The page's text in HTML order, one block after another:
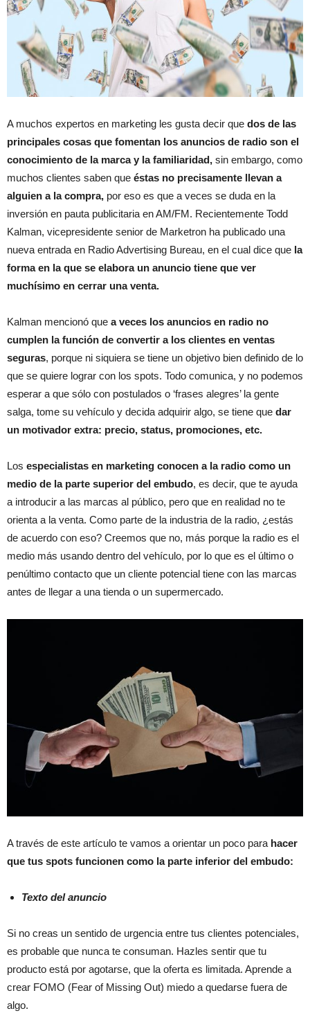
A muchos expertos en marketing les gusta decir que dos de las
principales cosas que fomentan los anuncios de radio son el
conocimiento de la marca y la familiaridad, sin embargo, como
muchos clientes saben que éstas no precisamente llevan a
alguien a la compra, por eso es que a veces se duda en la
inversión en pauta publicitaria en AM/FM. Recientemente Todd
Kalman, vicepresidente senior de Marketron ha publicado una
nueva entrada en Radio Advertising Bureau, en el cual dice que la
forma en la que se elabora un anuncio tiene que ver
muchísimo en cerrar una venta.
Kalman mencionó que a veces los anuncios en radio no
cumplen la función de convertir a los clientes en ventas
seguras, porque ni siquiera se tiene un objetivo bien definido de lo
que se quiere lograr con los spots. Todo comunica, y no podemos
esperar a que sólo con postulados o ‘frases alegres’ la gente
salga, tome su vehículo y decida adquirir algo, se tiene que dar
un motivador extra: precio, status, promociones, etc.
Los especialistas en marketing conocen a la radio como un
medio de la parte superior del embudo, es decir, que te ayuda
a introducir a las marcas al público, pero que en realidad no te
orienta a la venta. Como parte de la industria de la radio, ¿estás
de acuerdo con eso? Creemos que no, más porque la radio es el
medio más usando dentro del vehículo, por lo que es el último o
penúltimo contacto que un cliente potencial tiene con las marcas
antes de llegar a una tienda o un supermercado.
A través de este artículo te vamos a orientar un poco para hacer
que tus spots funcionen como la parte inferior del embudo:
Texto del anuncio
Si no creas un sentido de urgencia entre tus clientes potenciales,
es probable que nunca te consuman. Hazles sentir que tu
producto está por agotarse, que la oferta es limitada. Aprende a
crear FOMO (Fear of Missing Out) miedo a quedarse fuera de
algo.